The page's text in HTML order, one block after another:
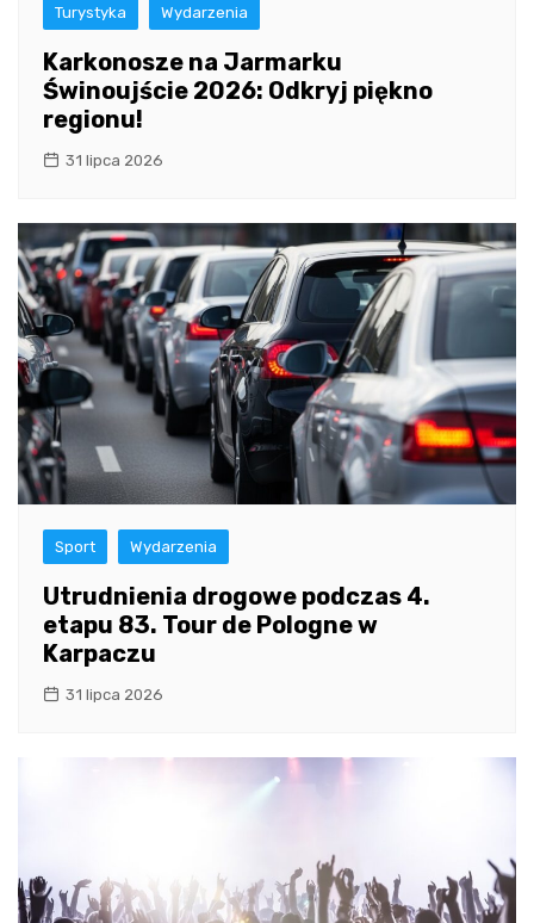
Turystyka Wydarzenia
Karkonosze na Jarmarku
Świnoujście 2026: Odkryj piękno
regionu!
31 lipca 2026
Sport Wydarzenia
Utrudnienia drogowe podczas 4.
etapu 83. Tour de Pologne w
Karpaczu
31 lipca 2026